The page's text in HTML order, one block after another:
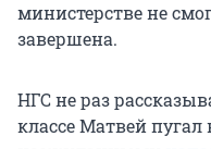
министерстве не
завершена.
НГС не раз
классе Матвей пугал